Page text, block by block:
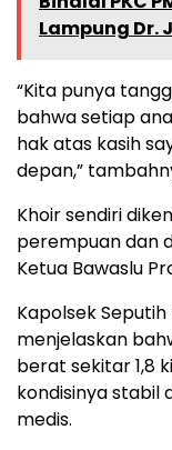
Lampung Dr.
“Kita punya
bahwa setiap
hak atas kasih
depan,”
Khoir sendiri
perempuan dan
Ketua Bawaslu
Kapolsek Seputih
menjelaskan
berat sekitar 1,8
kondisinya stabil
medis.